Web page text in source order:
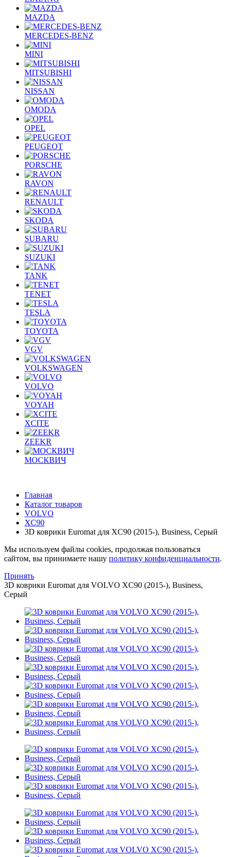
MAZDA
MERCEDES-BENZ
MINI
MITSUBISHI
NISSAN
OMODA
OPEL
PEUGEOT
PORSCHE
RAVON
RENAULT
SKODA
SUBARU
SUZUKI
TANK
TENET
TESLA
TOYOTA
VGV
VOLKSWAGEN
VOLVO
VOYAH
XCITE
ZEEKR
МОСКВИЧ
Главная
Каталог товаров
VOLVO
XC90
3D коврики Euromat для XC90 (2015-), Business, Серый
Мы используем файлы cookies, продолжая пользоваться
сайтом, вы принимаете нашу политику конфиденциальности.
Принять
3D коврики Euromat для VOLVO XC90 (2015-), Business,
Серый